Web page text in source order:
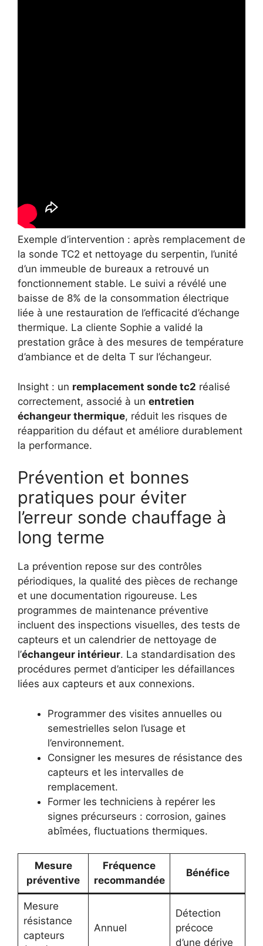
Exemple d’intervention : après remplacement de
la sonde TC2 et nettoyage du serpentin, l’unité
d’un immeuble de bureaux a retrouvé un
fonctionnement stable. Le suivi a révélé une
baisse de 8% de la consommation électrique
liée à une restauration de l’efficacité d’échange
thermique. La cliente Sophie a validé la
prestation grâce à des mesures de température
d’ambiance et de delta T sur l’échangeur.
Insight : un remplacement sonde tc2 réalisé
correctement, associé à un entretien
échangeur thermique, réduit les risques de
réapparition du défaut et améliore durablement
la performance.
Prévention et bonnes
pratiques pour éviter
l’erreur sonde chauffage à
long terme
La prévention repose sur des contrôles
périodiques, la qualité des pièces de rechange
et une documentation rigoureuse. Les
programmes de maintenance préventive
incluent des inspections visuelles, des tests de
capteurs et un calendrier de nettoyage de
l’échangeur intérieur. La standardisation des
procédures permet d’anticiper les défaillances
liées aux capteurs et aux connexions.
Programmer des visites annuelles ou
semestrielles selon l’usage et
l’environnement.
Consigner les mesures de résistance des
capteurs et les intervalles de
remplacement.
Former les techniciens à repérer les
signes précurseurs : corrosion, gaines
abîmées, fluctuations thermiques.
Mesure
préventive
Fréquence
recommandée
Bénéfice
Mesure
résistance
capteurs
Annuel
Détection
précoce
d’une dérive